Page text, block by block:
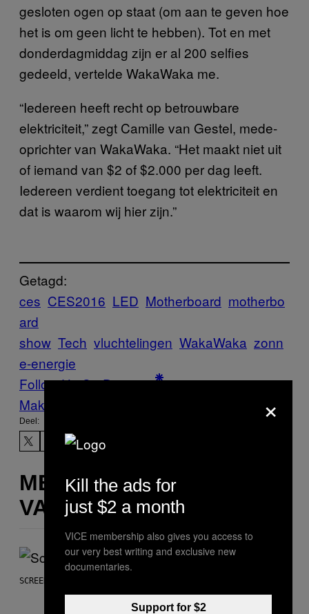
gesloten ogen op staat (om aan te geven hoe
het is om geen licht te hebben). Tot en met
donderdagmiddag zijn er al 200 selfies
gedeeld, vertelde WakaWaka me.
“Iedereen heeft recht op betrouwbare
elektriciteit,” zegt Camille van Gestel, mede-
oprichter van WakaWaka. “Het maakt niet uit
of iemand van $2 of $2.000 per dag leeft.
Iedereen verdient toegang tot elektriciteit en
dat is waarom wij hier zijn.”
Getagd:
ces CES2016 LED Motherboard motherbo
ard
show Tech vluchtelingen WakaWaka zonn
e-energie
Follow Us On Discover
Make Us Preferred In Top Stories
Deel:
MEER
VAN DIT
SCREENSHOT: POKEMON GO
×
Kill the ads for
just $2 a month
VICE membership also gives you access to
our very best writing and exclusive new
documentaries.
Support for $2